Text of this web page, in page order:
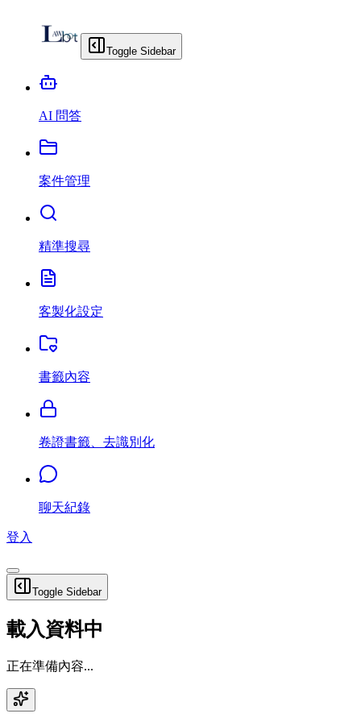
Toggle Sidebar
AI 問答
案件管理
精準搜尋
客製化設定
書籤內容
卷證書籤、去識別化
聊天紀錄
登入
Toggle Sidebar
載入資料中
正在準備內容...